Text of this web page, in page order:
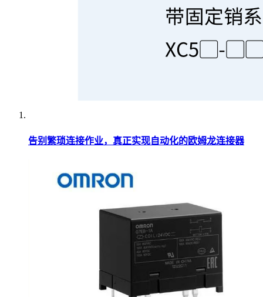
告别繁琐连接作业，真正实现自动化的欧姆龙连接器